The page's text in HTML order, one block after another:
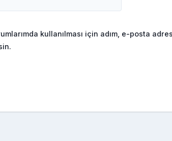
kullanılması için adım, e-posta